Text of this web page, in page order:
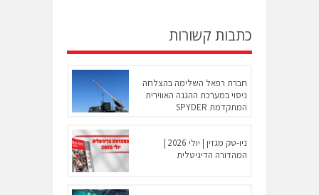
כתבות קשורות
חברת רפאל השלימה בהצלחה
ניסוי במערכת ההגנה האווירית
המתקדמת SPYDER
ניו-טק מגזין | יולי 2026 |
המהדורה הדיגיטלית